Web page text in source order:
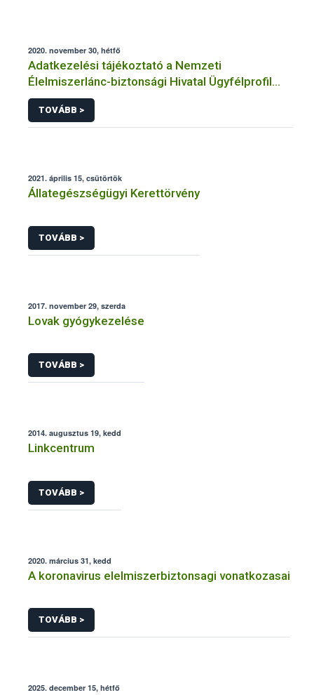
2020. november 30, hétfő
Adatkezelési tájékoztató a Nemzeti
Élelmiszerlánc-biztonsági Hivatal Ügyfélprofil
Rendszerben állatgyógyászati termékek
témakörben közhatalmi eljárásaihoz kapcsolódó
adatkezeléséhez
TOVÁBB >
2021. április 15, csütörtök
Állategészségügyi Kerettörvény
TOVÁBB >
2017. november 29, szerda
Lovak gyógykezelése
TOVÁBB >
2014. augusztus 19, kedd
Linkcentrum
TOVÁBB >
2020. március 31, kedd
A koronavirus elelmiszerbiztonsagi vonatkozasai
TOVÁBB >
2025. december 15, hétfő